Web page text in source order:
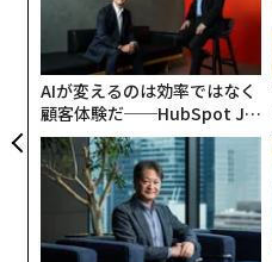
AIが変えるのは効率ではなく
顧客体験だ──HubSpot Ja
panが語る「Grow Better」
な組織のつくり方